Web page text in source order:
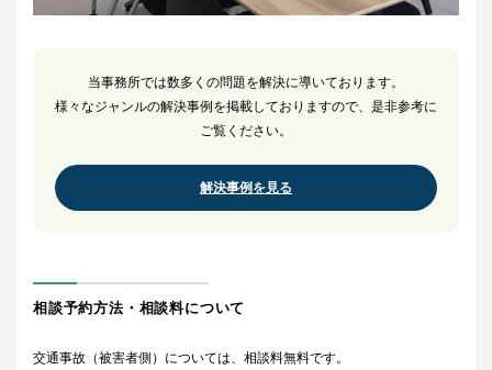
当事務所では数多くの問題を解決に導いております。
様々なジャンルの解決事例を掲載しておりますので、是非参考に
ご覧ください。
解決事例を見る
相談予約方法・相談料について
交通事故（被害者側）については、相談料無料です。